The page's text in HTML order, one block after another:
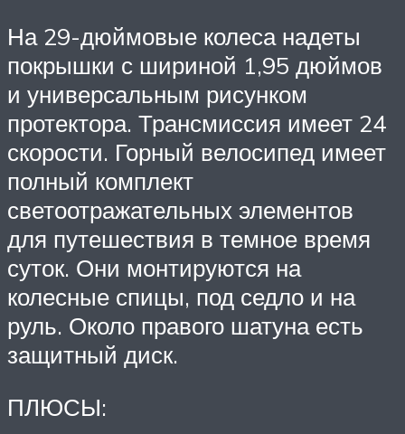
На 29-дюймовые колеса надеты
покрышки с шириной 1,95 дюймов
и универсальным рисунком
протектора. Трансмиссия имеет 24
скорости. Горный велосипед имеет
полный комплект
светоотражательных элементов
для путешествия в темное время
суток. Они монтируются на
колесные спицы, под седло и на
руль. Около правого шатуна есть
защитный диск.
ПЛЮСЫ: